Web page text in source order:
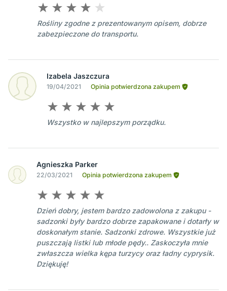
Rośliny zgodne z prezentowanym opisem, dobrze
zabezpieczone do transportu.
Izabela Jaszczura
19/04/2021 Opinia potwierdzona zakupem
Wszystko w najlepszym porządku.
Agnieszka Parker
22/03/2021 Opinia potwierdzona zakupem
Dzień dobry, jestem bardzo zadowolona z zakupu -
sadzonki były bardzo dobrze zapakowane i dotarły w
doskonałym stanie. Sadzonki zdrowe. Wszystkie już
puszczają listki lub młode pędy.. Zaskoczyła mnie
zwłaszcza wielka kępa turzycy oraz ładny cyprysik.
Dziękuję!